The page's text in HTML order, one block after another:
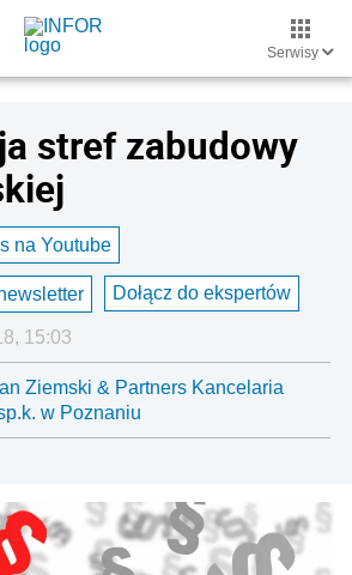
Serwisy
stref zabudowy
na Youtube
Dołącz do ekspertów
15:03
Ziemski & Partners Kancelaria
w Poznaniu